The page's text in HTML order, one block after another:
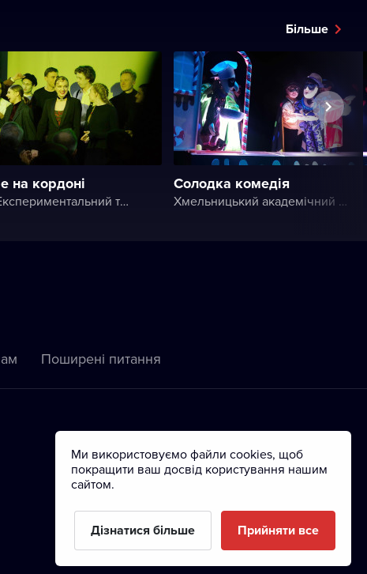
Більше
на кордоні
НАШі Експериментальний театральний клуб
Солодка комедія
Хмельницький академічний обласний театр ляльок «Дивень»
Пoширені питання
Ми використовуємо файли cookies, щоб
покращити ваш досвід користування нашим
сайтом.
Дізнатися більше Прийняти все